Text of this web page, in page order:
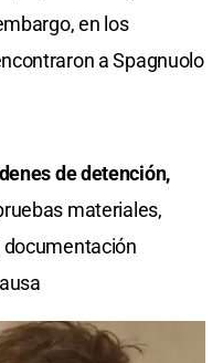
en los
a Spagnuolo
de detención,
materiales,